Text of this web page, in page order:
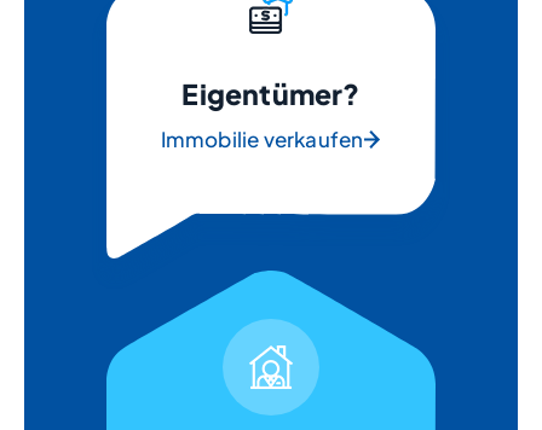
Eigentümer?
Immobilie verkaufen